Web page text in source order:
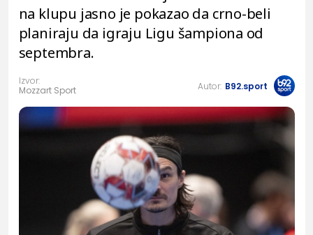
na klupu jasno je pokazao da crno-beli
planiraju da igraju Ligu šampiona od
septembra.
Izvor:
Mozzart Sport
Autor: B92.sport